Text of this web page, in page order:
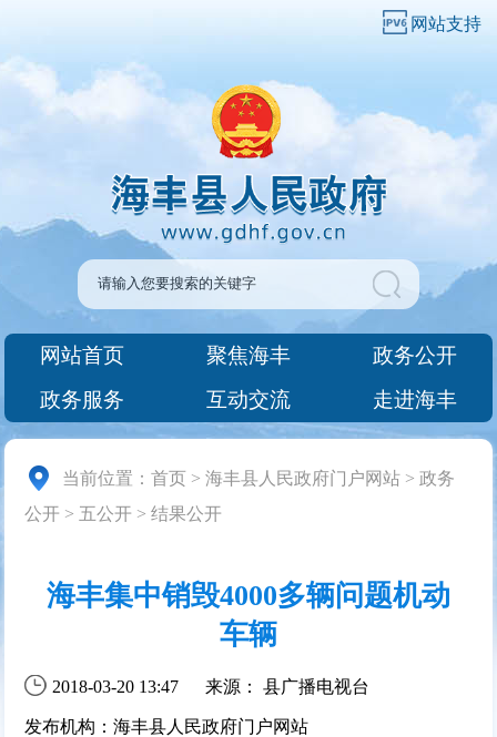
网站支持
网站首页 聚焦海丰
政务公开
政务服务
互动交流 走进海丰
当前位置：首页 >海丰县人民政府门户网站 >政务
公开 > 五公开 >结果公开
海丰集中销毁4000多辆问题机动
车辆
2018-03-20 13:47 来源： 县广播电视台
发布机构：海丰县人民政府门户网站